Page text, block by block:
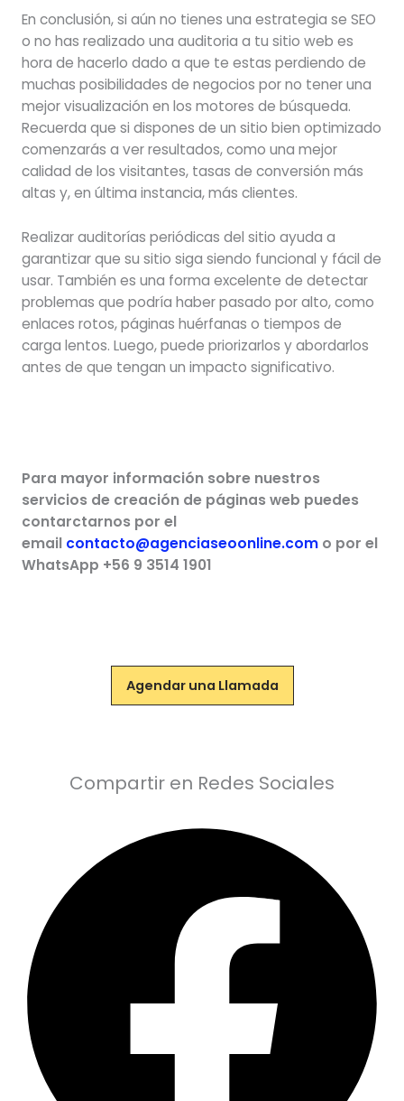
En conclusión, si aún no tienes una estrategia se SEO
o no has realizado una auditoria a tu sitio web es
hora de hacerlo dado a que te estas perdiendo de
muchas posibilidades de negocios por no tener una
mejor visualización en los motores de búsqueda.
Recuerda que si dispones de un sitio bien optimizado
comenzarás a ver resultados, como una mejor
calidad de los visitantes, tasas de conversión más
altas y, en última instancia, más clientes.
Realizar auditorías periódicas del sitio ayuda a
garantizar que su sitio siga siendo funcional y fácil de
usar. También es una forma excelente de detectar
problemas que podría haber pasado por alto, como
enlaces rotos, páginas huérfanas o tiempos de
carga lentos. Luego, puede priorizarlos y abordarlos
antes de que tengan un impacto significativo.
Para mayor información sobre nuestros
servicios de creación de páginas web puedes
contarctarnos por el
email contacto@agenciaseoonline.como por el
WhatsApp +56 9 3514 1901
Agendar una Llamada
Compartir en Redes Sociales